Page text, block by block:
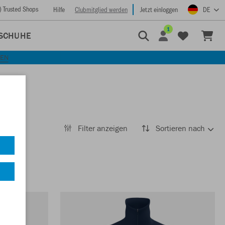
Shops Hilfe Clubmitglied werden Jetzt einloggen DE
1
Filter anzeigen Sortieren nach